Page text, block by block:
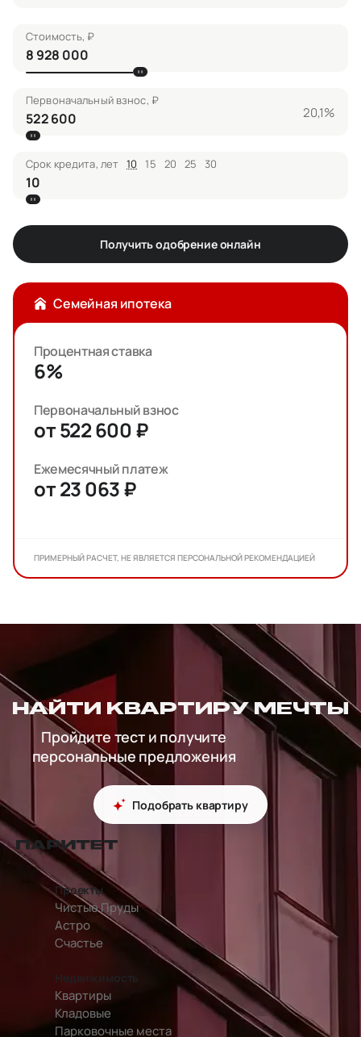
Стоимость, ₽
Первоначальный взнос, ₽
20,1%
Срок кредита, лет 10 15 20 25 30
Получить одобрение онлайн
Семейная ипотека
Процентная ставка
6%
Первоначальный взнос
от 522 600 ₽
Ежемесячный платеж
от 23 063 ₽
ПРИМЕРНЫЙ РАСЧЕТ, НЕ ЯВЛЯЕТСЯ ПЕРСОНАЛЬНОЙ РЕКОМЕНДАЦИЕЙ
НАЙТИ КВАРТИРУ МЕЧТЫ
Пройдите тест и получите
персональные предложения
Подобрать квартиру
перейти на главную страницу
Проекты
Чистые Пруды
Астро
Счастье
Недвижимость
Квартиры
Кладовые
Парковочные места